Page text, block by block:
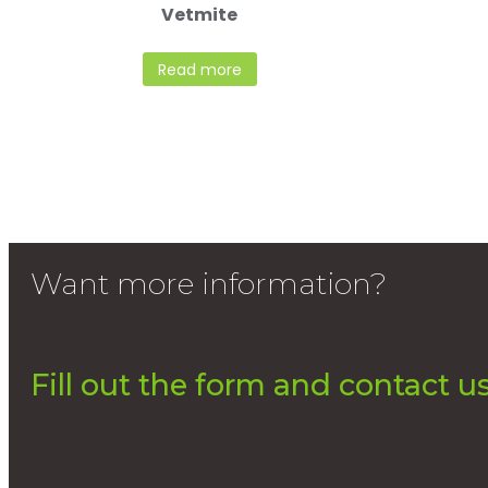
Vetmite
Read more
Want more information?
Fill out the form and contact